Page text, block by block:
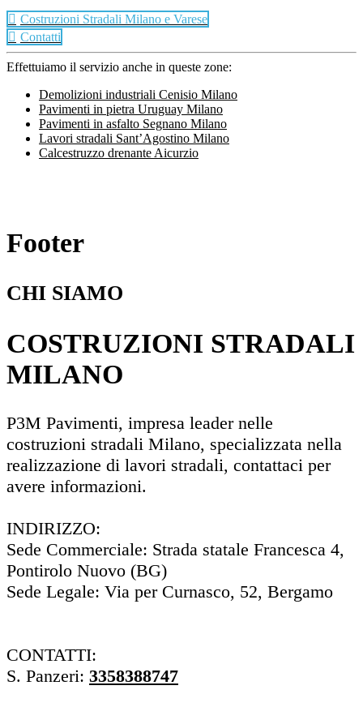
Costruzioni Stradali Milano e Varese
Contatti
Effettuiamo il servizio anche in queste zone:
Demolizioni industriali Cenisio Milano
Pavimenti in pietra Uruguay Milano
Pavimenti in asfalto Segnano Milano
Lavori stradali Sant’Agostino Milano
Calcestruzzo drenante Aicurzio
Footer
CHI SIAMO
COSTRUZIONI STRADALI
MILANO
P3M Pavimenti, impresa leader nelle
costruzioni stradali Milano, specializzata nella
realizzazione di lavori stradali, contattaci per
avere informazioni.
INDIRIZZO:
Sede Commerciale: Strada statale Francesca 4,
Pontirolo Nuovo (BG)
Sede Legale: Via per Curnasco, 52, Bergamo
CONTATTI:
S. Panzeri: 3358388747